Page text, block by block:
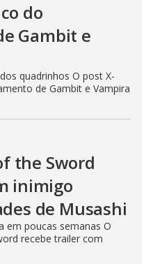
do
Gambit e
quadrinhos O post X-
de Gambit e Vampira
the Sword
inimigo
de Musashi
em poucas semanas O
recebe trailer com